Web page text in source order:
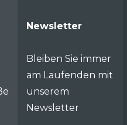
Newsletter
Bleiben Sie immer
am Laufenden mit
unserem
Newsletter